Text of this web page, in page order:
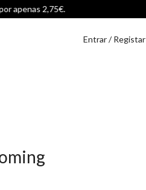
Entrar / Registar